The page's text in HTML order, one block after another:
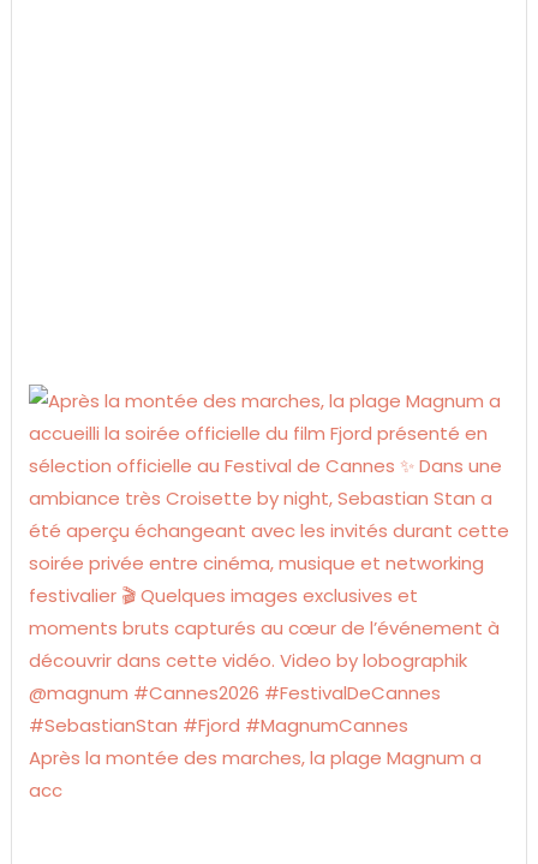
Après la montée des marches, la plage Magnum a
acc